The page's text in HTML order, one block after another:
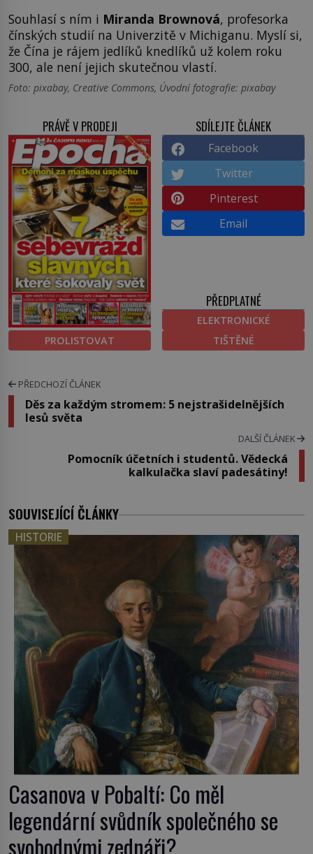
Souhlasí s ním i Miranda Brownová, profesorka
čínských studií na Univerzitě v Michiganu. Myslí si,
že Čína je rájem jedlíků knedlíků už kolem roku
300, ale není jejich skutečnou vlastí.
Foto: pixabay, Creative Commons, Úvodní fotografie: pixabay
PRÁVĚ V PRODEJI
PROLISTOVAT
SDÍLEJTE ČLÁNEK
Facebook
Twitter
Pinterest
Email
PŘEDPLATNÉ
ELEKTRONICKÉ
TIŠTĚNÉ
PŘEDCHOZÍ ČLÁNEK
Děs za každým stromem: 5 nejstrašidelnějších
lesů světa
DALŠÍ ČLÁNEK
Pomocník účetních i studentů. Vědecká
kalkulačka slaví padesátiny!
SOUVISEJÍCÍ ČLÁNKY
HISTORIE
Casanova v Pobaltí: Co měl
legendární svůdník společného se
svobodnými zednáři?